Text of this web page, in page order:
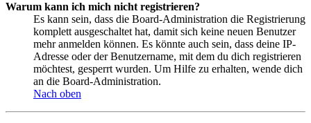
Warum kann ich mich nicht registrieren?
Es kann sein, dass die Board-Administration die Registrierung
komplett ausgeschaltet hat, damit sich keine neuen Benutzer
mehr anmelden können. Es könnte auch sein, dass deine IP-
Adresse oder der Benutzername, mit dem du dich registrieren
möchtest, gesperrt wurden. Um Hilfe zu erhalten, wende dich
an die Board-Administration.
Nach oben